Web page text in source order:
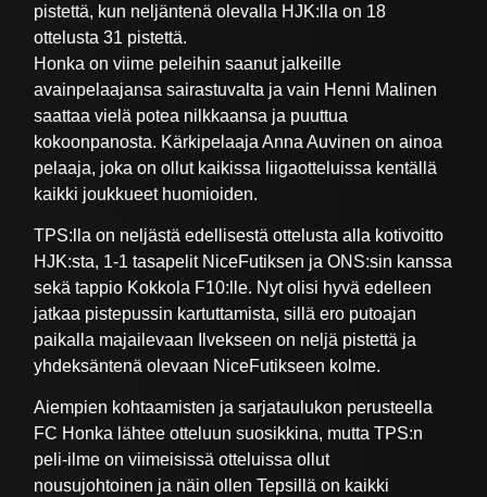
pistettä, kun neljäntenä olevalla HJK:lla on 18
ottelusta 31 pistettä.
Honka on viime peleihin saanut jalkeille
avainpelaajansa sairastuvalta ja vain Henni Malinen
saattaa vielä potea nilkkaansa ja puuttua
kokoonpanosta. Kärkipelaaja Anna Auvinen on ainoa
pelaaja, joka on ollut kaikissa liigaotteluissa kentällä
kaikki joukkueet huomioiden.
TPS:lla on neljästä edellisestä ottelusta alla kotivoitto
HJK:sta, 1-1 tasapelit NiceFutiksen ja ONS:sin kanssa
sekä tappio Kokkola F10:lle. Nyt olisi hyvä edelleen
jatkaa pistepussin kartuttamista, sillä ero putoajan
paikalla majailevaan Ilvekseen on neljä pistettä ja
yhdeksäntenä olevaan NiceFutikseen kolme.
Aiempien kohtaamisten ja sarjataulukon perusteella
FC Honka lähtee otteluun suosikkina, mutta TPS:n
peli-ilme on viimeisissä otteluissa ollut
nousujohtoinen ja näin ollen Tepsillä on kaikki